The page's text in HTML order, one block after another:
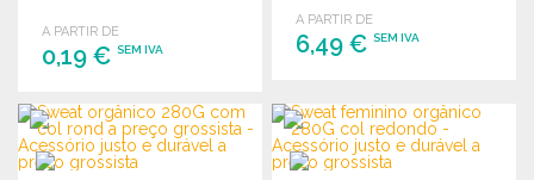
A PARTIR DE
0,19 € SEM IVA
ENCOMENDAR
Solicitar um orçamento
A PARTIR DE
6,49 €SEM IVA
Solicitar um orçamento